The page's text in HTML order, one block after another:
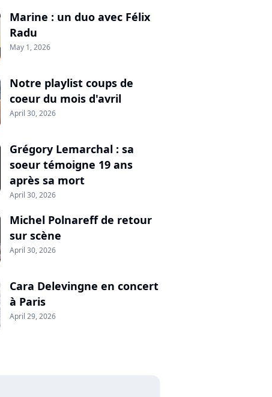
Marine : un duo avec Félix
Radu
May 1, 2026
Notre playlist coups de
coeur du mois d'avril
April 30, 2026
Grégory Lemarchal : sa
soeur témoigne 19 ans
après sa mort
April 30, 2026
Michel Polnareff de retour
sur scène
April 30, 2026
Cara Delevingne en concert
à Paris
April 29, 2026